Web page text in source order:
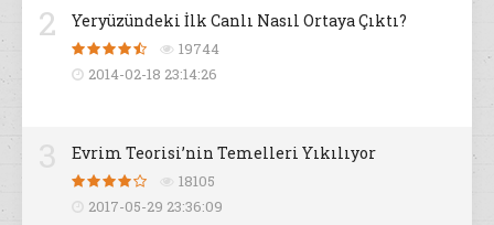
2 Yeryüzündeki İlk Canlı Nasıl Ortaya Çıktı?
19744
2014-02-18 23:14:26
Evrim Teorisi’nin Temelleri Yıkılıyor
18105
2017-05-29 23:36:09